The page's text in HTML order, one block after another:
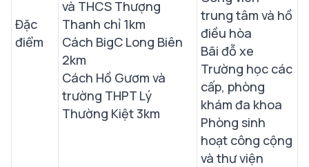
Đặc
điểm
và THCS Thượng
Thanh chỉ 1km
Cách BigC Long Biên
2km
Cách Hồ Gươm và
trường THPT Lý
Thường Kiệt 3km
trung tâm và hồ
điều hòa
Bãi đỗ xe
Trường học các
cấp, phòng
khám đa khoa
Phòng sinh
hoạt công cộng
và thư viện